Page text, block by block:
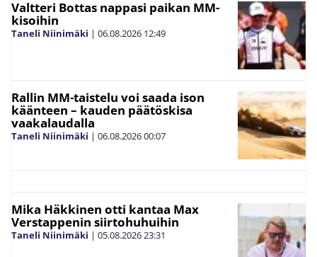
Valtteri Bottas nappasi paikan MM-
kisoihin
Taneli Niinimäki | 06.08.2026 12:49
Rallin MM-taistelu voi saada ison
käänteen – kauden päätöskisa
vaakalaudalla
Taneli Niinimäki | 06.08.202600:07
Mika Häkkinen otti kantaa Max
Verstappenin siirtohuhuihin
Taneli Niinimäki | 05.08.202623:31